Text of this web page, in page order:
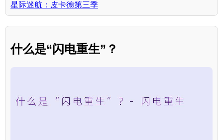
星际迷航：皮卡德第三季
什么是“闪电重生”？